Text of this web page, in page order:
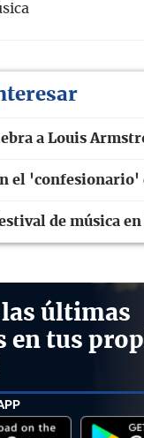
a Louis
el 'confesionario'
de música
las últimas
en tus